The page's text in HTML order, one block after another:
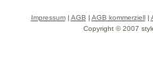
Impressum| AGB | AGB kommerziell|
Copyright © 2007